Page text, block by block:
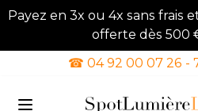
Payez en 3x ou 4x sans frais
offerte dès 500
☎ 04 92 00 07 26 -